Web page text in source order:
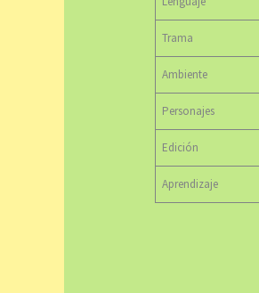
Trama
Ambiente
Personajes
Edición
Aprendizaje